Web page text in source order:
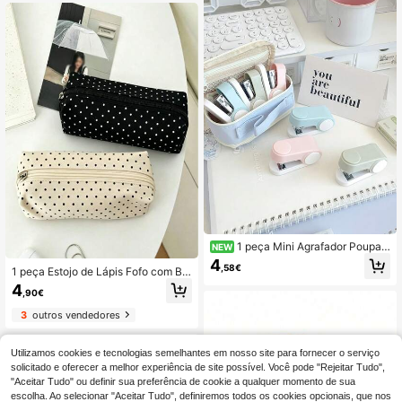
de festa sem tocar as mãos, volta à
s aulas, material escolar
1 peça Estojo de Lápis Fofo com Bol
inhas, Grande Capacidade, Bolsa d
e Armazenamento de Lápis e Canet
as para Estudantes, Bolsa Multifunc
ional com Fecho de Correr, Pode Ar
mazenar Canetas Neutras, Marcad
ores, Borrachas, Fita Corretora e Pe
quenos Artigos de Papelaria. Leve e
Portátil, Adequado para Estudantes,
Exames, Escritório e Uso Diário. Épo
ca de Volta às Aulas (Estilo de Fech
4 ,90€
3outros vendedores
NEW 1 peça Mini Agrafador Poupa-
Esforço, Máquina de Encadernação
Compacta e Pequena, Material Esc
4,58€
Utilizamos cookies e tecnologias semelhantes em nosso site para fornecer o serviço
solicitado e oferecer a melhor experiência de site possível. Você pode "Rejeitar Tudo",
"Aceitar Tudo" ou definir sua preferência de cookie a qualquer momento de sua
escolha. Ao selecionar "Aceitar Tudo", definiremos todos os cookies opcionais, que nos